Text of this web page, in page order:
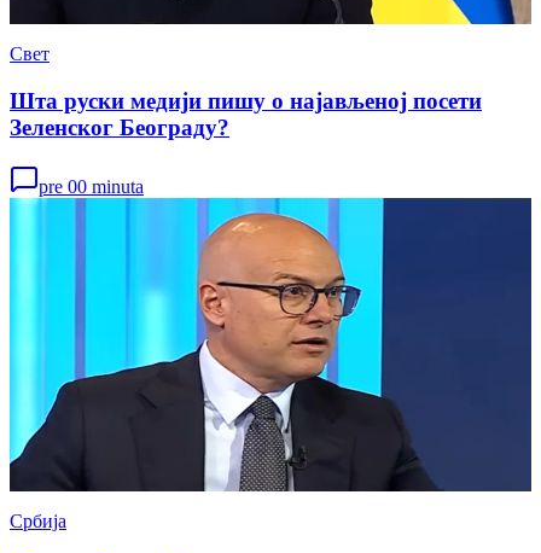
Свет
Шта руски медији пишу о најављеној посети
Зеленског Београду?
pre 00 minuta
Србија